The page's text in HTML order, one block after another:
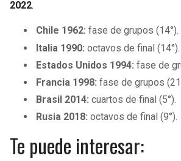
2022.
Chile 1962: fase de grupos (14°).
Italia 1990: octavos de final (14°).
Estados Unidos 1994: fase de
Francia 1998: fase de grupos
Brasil 2014: cuartos de final (5°).
Rusia 2018: octavos de final (9°).
Te puede interesar: